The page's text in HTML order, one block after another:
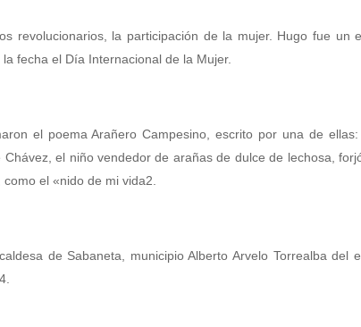
revolucionarios, la participación de la mujer. Hugo fue un
fecha el Día Internacional de la Mujer.
el poema Arañero Campesino, escrito por una de
el niño vendedor de arañas de dulce de lechosa,
el «nido de mi vida2.
de Sabaneta, municipio Alberto Arvelo Torrealba del